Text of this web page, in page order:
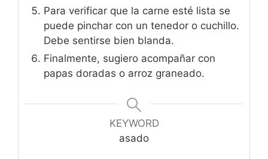
Para verificar que la carne esté lista se
puede pinchar con un tenedor o cuchillo.
Debe sentirse bien blanda.
Finalmente, sugiero acompañar con
papas doradas o arroz graneado.
KEYWORD
asado